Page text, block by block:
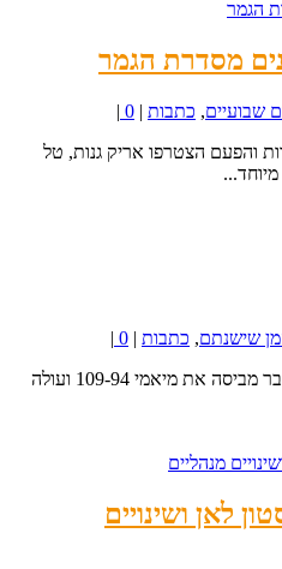
שבועיים, כתבות |
0
|
והפעם הצטרפו אריק גנות, טל
מיוחד...
שישנתם, כתבות |
0
|
בזמן שפלייאוף לא ישנים והלילה דנבר מביסה את מיאמי 109-94 ועולה
לאן ושינויים